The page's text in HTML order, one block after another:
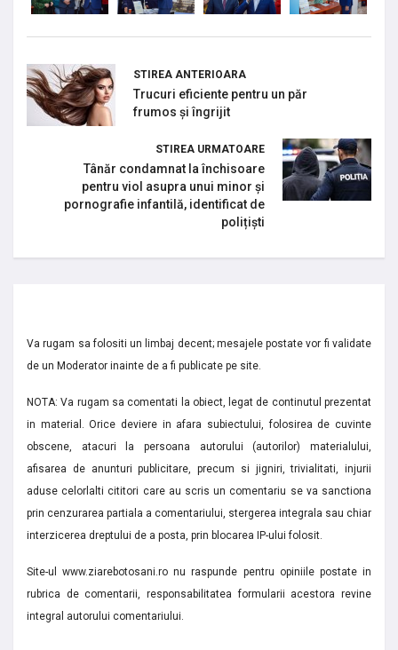
STIREA ANTERIOARA
Trucuri eficiente pentru un păr
frumos și îngrijit
STIREA URMATOARE
Tânăr condamnat la închisoare
pentru viol asupra unui minor și
pornografie infantilă, identificat de
polițiști
Va rugam sa folositi un limbaj decent; mesajele postate vor fi validate
de un Moderator inainte de a fi publicate pe site.
NOTA: Va rugam sa comentati la obiect, legat de continutul prezentat
in material. Orice deviere in afara subiectului, folosirea de cuvinte
obscene, atacuri la persoana autorului (autorilor) materialului,
afisarea de anunturi publicitare, precum si jigniri, trivialitati, injurii
aduse celorlalti cititori care au scris un comentariu se va sanctiona
prin cenzurarea partiala a comentariului, stergerea integrala sau chiar
interzicerea dreptului de a posta, prin blocarea IP-ului folosit.
Site-ul www.ziarebotosani.ro nu raspunde pentru opiniile postate in
rubrica de comentarii, responsabilitatea formularii acestora revine
integral autorului comentariului.